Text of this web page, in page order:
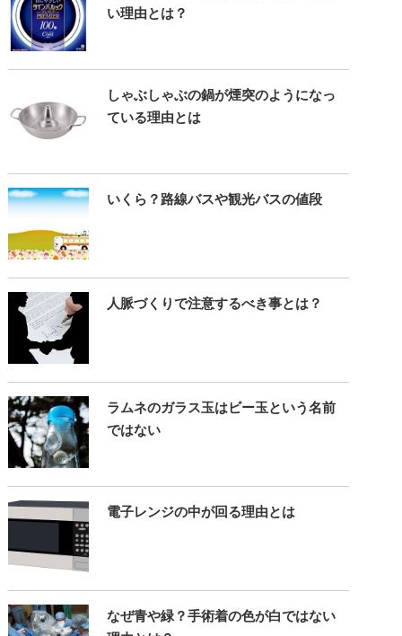
い理由とは？
しゃぶしゃぶの鍋が煙突のようになっ
ている理由とは
いくら？路線バスや観光バスの値段
人脈づくりで注意するべき事とは？
ラムネのガラス玉はビー玉という名前
ではない
電子レンジの中が回る理由とは
なぜ青や緑？手術着の色が白ではない